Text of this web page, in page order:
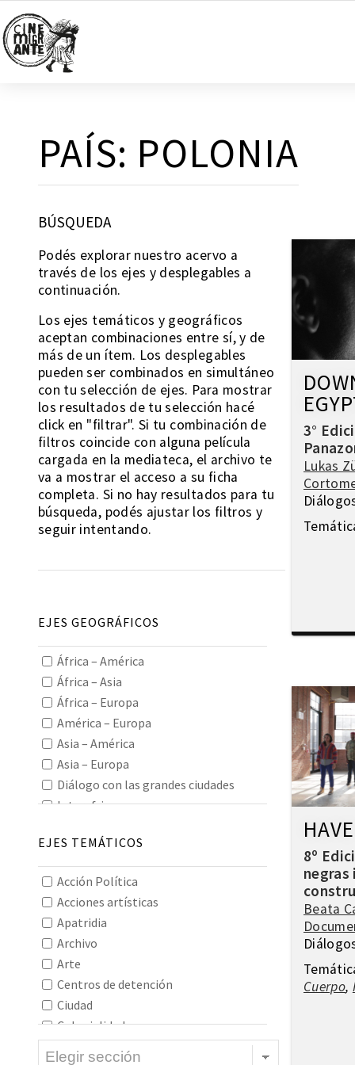
PAÍS: POLONIA
BÚSQUEDA
Podés explorar nuestro acervo a
través de los ejes y desplegables a
continuación.
Los ejes temáticos y geográficos
aceptan combinaciones entre sí, y de
más de un ítem. Los desplegables
pueden ser combinados en simultáneo
con tu selección de ejes. Para mostrar
los resultados de tu selección hacé
click en "filtrar". Si tu combinación de
filtros coincide con alguna película
cargada en la mediateca, el archivo te
va a mostrar el acceso a su ficha
completa. Si no hay resultados para tu
búsqueda, podés ajustar los filtros y
seguir intentando.
EJES GEOGRÁFICOS
África – América
África – Asia
África – Europa
América – Europa
Asia – América
Asia – Europa
Diálogo con las grandes ciudades
Interafricano
Interasiático
Intereuropeo
Oceanía
Todos los continentes
EJES TEMÁTICOS
Acción Política
Acciones artísticas
Apatridia
Archivo
Arte
Centros de detención
Ciudad
Colonialidad
3°
Lukas
8º
Beata
Cuerpo,